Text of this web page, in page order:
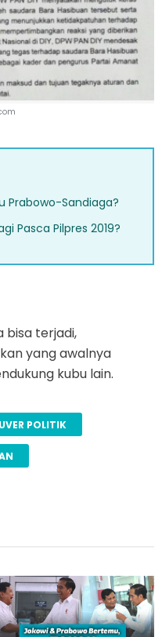
Prabowo-Sandiaga?
Pasca Pilpres 2019?
bisa terjadi,
yang awalnya
kubu lain.
POLITIK